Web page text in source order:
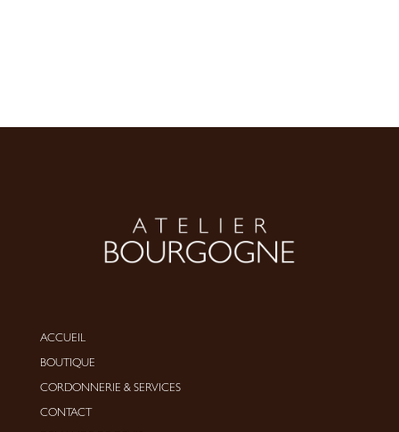
ACCUEIL
BOUTIQUE
CORDONNERIE & SERVICES
CONTACT